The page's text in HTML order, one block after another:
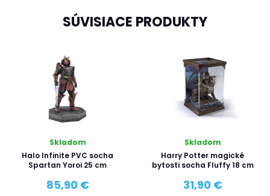
SÚVISIACE PRODUKTY
Skladom
Halo Infinite PVC socha
Spartan Yoroi 25 cm
85,90 €
Skladom
Harry Potter magické
bytosti socha Fluffy 18 cm
31,90 €